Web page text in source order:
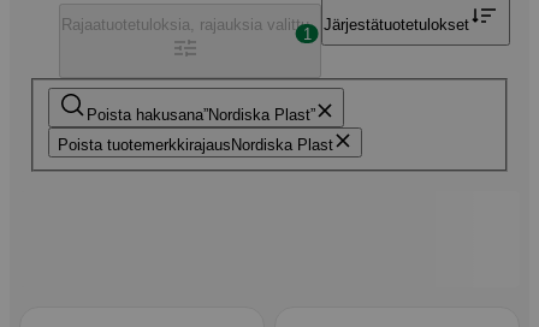
Poista hakusana Nordiska Plast
Poista tuotemerkkirajaus Nordiska Plast
Rajaatuotetuloksia, rajauksia valittu
1
Järjestätuotetulokset